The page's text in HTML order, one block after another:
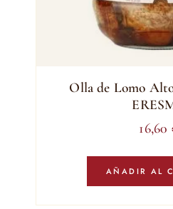
Olla de Lomo
16,60
AÑADIR AL